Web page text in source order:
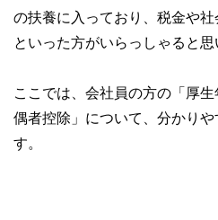
の扶養に入っており、税金や社
といった方がいらっしゃると思
ここでは、会社員の方の「厚
偶者控除」について、分かり
す。